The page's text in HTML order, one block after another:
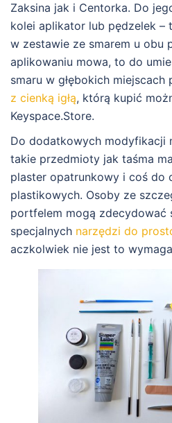
Zaksina jak i Centorka. Do
kolei aplikator lub pędzelek –
w zestawie ze smarem u obu
aplikowaniu mowa, to do
smaru w głębokich miejscach
z cienką igłą, którą kupić
Keyspace.Store.
Do dodatkowych modyfikacji
takie przedmioty jak taśma
plaster opatrunkowy i coś do
plastikowych. Osoby ze
portfelem mogą zdecydować
specjalnych narzędzi do
aczkolwiek nie jest to